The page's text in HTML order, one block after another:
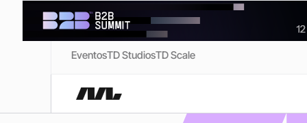
EventosTD StudiosTD Scale